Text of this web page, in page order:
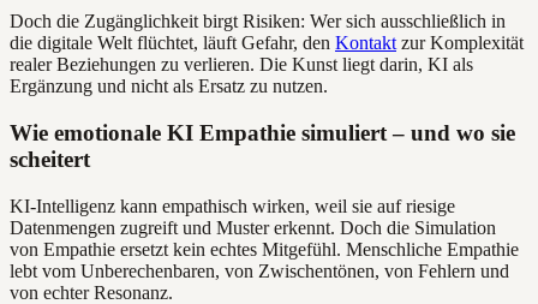
Doch die Zugänglichkeit birgt Risiken: Wer sich ausschließlich in
die digitale Welt flüchtet, läuft Gefahr, den Kontakt zur Komplexität
realer Beziehungen zu verlieren. Die Kunst liegt darin, KI als
Ergänzung und nicht als Ersatz zu nutzen.
Wie emotionale KI Empathie simuliert – und wo sie
scheitert
KI-Intelligenz kann empathisch wirken, weil sie auf riesige
Datenmengen zugreift und Muster erkennt. Doch die Simulation
von Empathie ersetzt kein echtes Mitgefühl. Menschliche Empathie
lebt vom Unberechenbaren, von Zwischentönen, von Fehlern und
von echter Resonanz.